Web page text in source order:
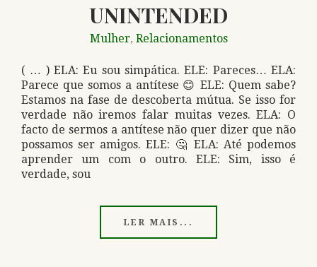
UNINTENDED
Mulher, Relacionamentos
( … ) ELA: Eu sou simpática. ELE: Pareces… ELA:
Parece que somos a antítese 😊 ELE: Quem sabe?
Estamos na fase de descoberta mútua. Se isso for
verdade não iremos falar muitas vezes. ELA: O
facto de sermos a antítese não quer dizer que não
possamos ser amigos. ELE: 🤔 ELA: Até podemos
aprender um com o outro. ELE: Sim, isso é
verdade, sou
LER MAIS...